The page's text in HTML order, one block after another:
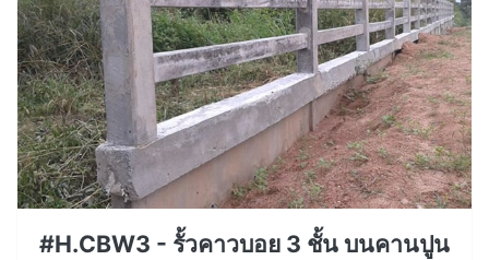
#H.CBW3 - รั้วคาวบอย 3 ชั้น บนคานปูน